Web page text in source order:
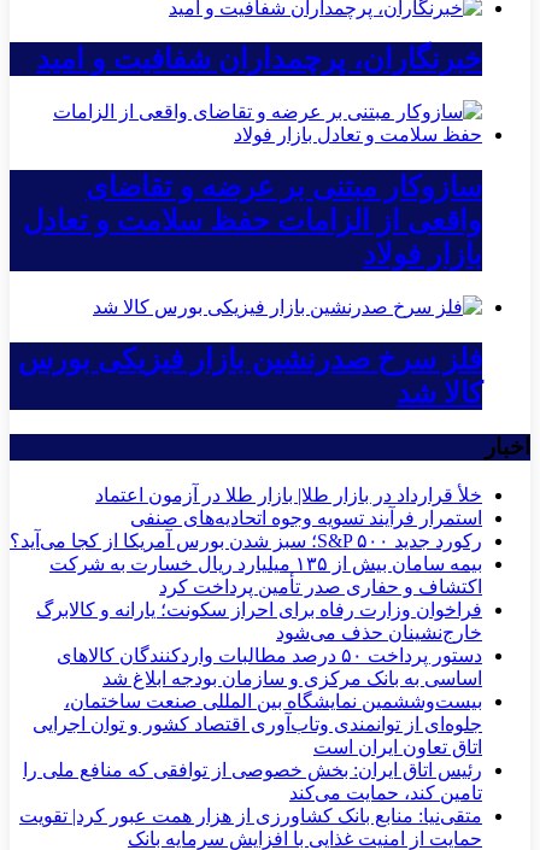
خبرنگاران، پرچمداران شفافیت و امید
سازوکار مبتنی بر عرضه و تقاضای
واقعی از الزامات حفظ سلامت و تعادل
بازار فولاد
فلز سرخ صدرنشین بازار فیزیکی بورس
کالا شد
اخبار
خلأ قرارداد در بازار طلا| بازار طلا در آزمون اعتماد
استمرار فرآیند تسویه وجوه اتحادیه‌های صنفی
رکورد جدید S&P ۵۰۰؛ سبز شدن بورس آمریکا از کجا می‌آید؟
بیمه سامان بیش از ۱۳۵ میلیارد ریال خسارت به شرکت
اکتشاف و حفاری صدر تأمین پرداخت کرد
فراخوان وزارت رفاه برای احراز سکونت؛ یارانه و کالابرگ
خارج‌نشینان حذف می‌شود
دستور پرداخت ۵۰ درصد مطالبات واردکنندگان کالاهای
اساسی به بانک مرکزی و سازمان بودجه ابلاغ شد
بیست‌وششمین نمایشگاه بین المللی صنعت ساختمان،
جلوه‌ای از توانمندی وتاب‌آوری اقتصاد کشور و توان اجرایی
اتاق تعاون ایران است
رئیس اتاق ایران: بخش خصوصی از توافقی که منافع ملی را
تامین کند، حمایت می‌کند
متقی‌نیا: منابع بانک کشاورزی از هزار همت عبور کرد| تقویت
حمایت از امنیت غذایی با افزایش سرمایه بانک